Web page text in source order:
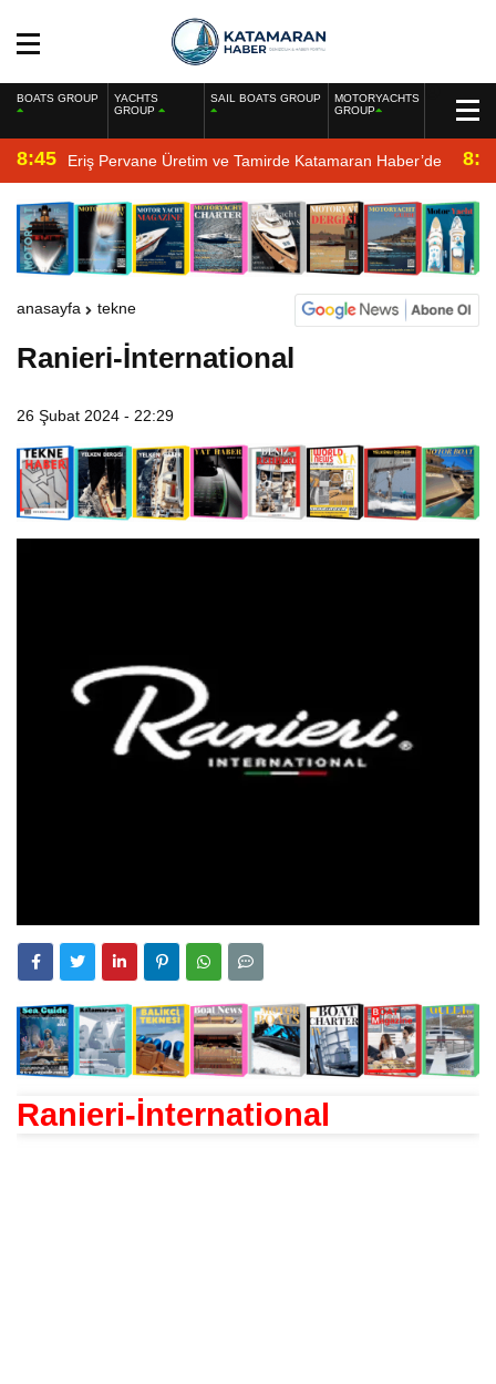
BOATS GROUP
YACHTS
GROUP
SAIL BOATS GROUP
MOTORYACHTS
GROUP
8:45 Eriş Pervane Üretim ve Tamirde Katamaran Haber’de
anasayfa tekne
Ranieri-İnternational
26 Şubat 2024 - 22:29
Ranieri-İnternational